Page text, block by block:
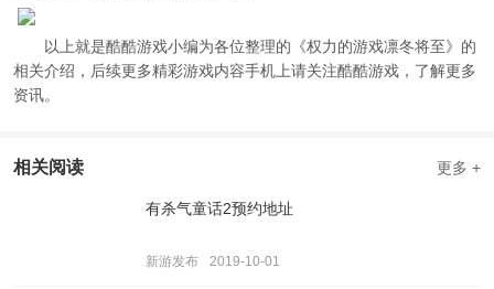
以上就是酷酷游戏小编为各位整理的《权力的游戏凛冬将至》的
相关介绍，后续更多精彩游戏内容手机上请关注酷酷游戏，了解更多
资讯。
相关阅读 更多 +
有杀气童话2预约地址
新游发布 2019-10-01